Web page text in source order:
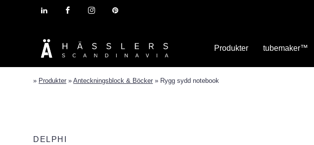
Produkter tubemaker™
» Produkter »Anteckningsblock & Böcker » Rygg sydd notebook
DELPHI